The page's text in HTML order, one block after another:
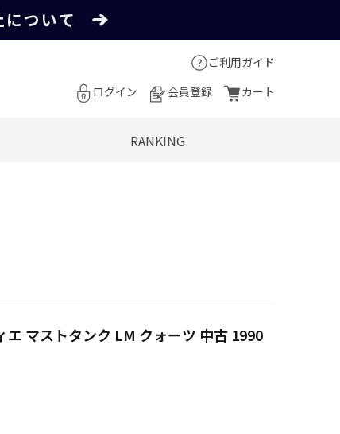
ご利用ガイド
ログイン
会員登録 カート
RANKING
エ マストタンク LM クォーツ 中古 1990